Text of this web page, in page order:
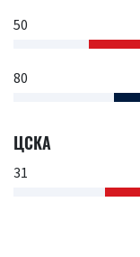
50
80
ЦСКА
31